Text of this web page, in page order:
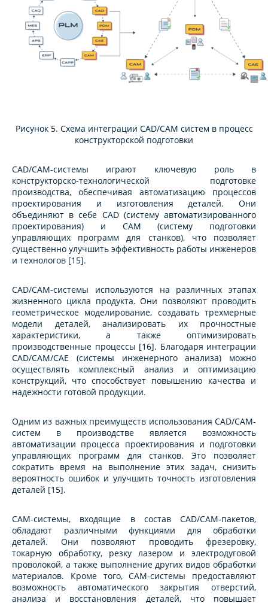
Рисунок 5. Схема интеграции CAD/CAM систем в процесс
конструкторской подготовки
CAD/CAM-системы играют ключевую роль в
конструкторско-технологической подготовке
производства, обеспечивая автоматизацию процессов
проектирования и изготовления деталей. Они
объединяют в себе CAD (систему автоматизированного
проектирования) и CAM (систему подготовки
управляющих программ для станков), что позволяет
существенно улучшить эффективность работы инженеров
и технологов [15].
CAD/CAM-системы используются на различных этапах
жизненного цикла продукта. Они позволяют проводить
геометрическое моделирование, создавать трехмерные
модели деталей, анализировать их прочностные
характеристики, а также оптимизировать
производственные процессы [16]. Благодаря интеграции
CAD/CAM/CAE (системы инженерного анализа) можно
осуществлять комплексный анализ и оптимизацию
конструкций, что способствует повышению качества и
надежности готовой продукции.
Одним из важных преимуществ использования CAD/CAM-
систем в производстве является возможность
автоматизации процесса проектирования и подготовки
управляющих программ для станков. Это позволяет
сократить время на выполнение этих задач, снизить
вероятность ошибок и улучшить точность изготовления
деталей [15].
CAM-системы, входящие в состав CAD/CAM-пакетов,
обладают различными функциями для обработки
деталей. Они позволяют проводить фрезеровку,
токарную обработку, резку лазером и электродуговой
проволокой, а также выполнение других видов обработки
материалов. Кроме того, CAM-системы предоставляют
возможность автоматического закрытия отверстий,
анализа и восстановления деталей, что повышает